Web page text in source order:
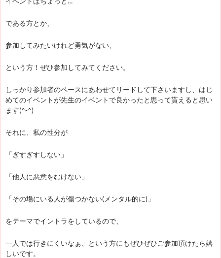
である方とか、
参加してみたいけれど勇気がない、
という方！ぜひ参加してみてください。
しっかり参加者のペースにあわせてリードして下さいますし、はじ
めてのイベントが先生のイベントで良かったと思って貰えると思い
ます(^-^)
それに、私の性分が
「ぎすぎすしない」
「他人に悪意をむけない」
「その場にいる人が傷つかない(メンタル的に)」
をテーマでイントラをしているので、
一人では行きにくいなぁ、という方にもぜひぜひご参加頂けたら嬉
しいです。